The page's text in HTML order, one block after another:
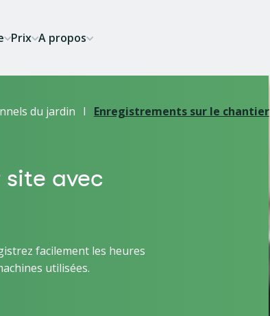
Prix A propos
du jardin Enregistrements sur le chantier
site avec
facilement les heures
utilisées.